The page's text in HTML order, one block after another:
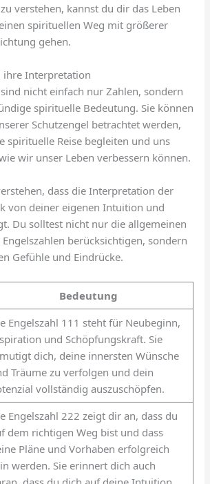
verstehen, kannst du dir das Leben
spirituellen Weg mit größerer
gehen.
ihre Interpretation
nicht einfach nur Zahlen, sondern
spirituelle Bedeutung. Sie können
Schutzengel betrachtet werden,
spirituelle Reise begleiten und uns
wir unser Leben verbessern können.
dass die Interpretation der
von deiner eigenen Intuition und
Du solltest nicht nur die allgemeinen
berücksichtigen, sondern
Gefühle und Eindrücke.
Bedeutung
Engelszahl 111 steht für Neubeginn,
und Schöpfungskraft. Sie
dich, deine innersten Wünsche
Träume zu verfolgen und dein
vollständig auszuschöpfen.
Engelszahl 222 zeigt dir an, dass du
dem richtigen Weg bist und dass
Pläne und Vorhaben erfolgreich
werden. Sie erinnert dich auch